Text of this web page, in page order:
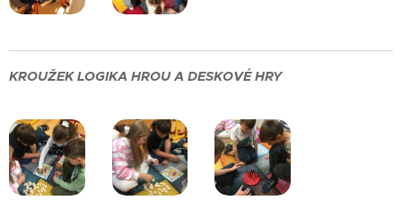
KROUŽEK LOGIKA HROU A DESKOVÉ HRY